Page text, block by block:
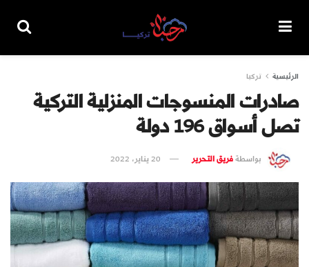
الرئيسية تركيا
صادرات المنسوجات المنزلية التركية
تصل أسواق 196 دولة
بواسطةفريق التحرير 20 يناير، 2022